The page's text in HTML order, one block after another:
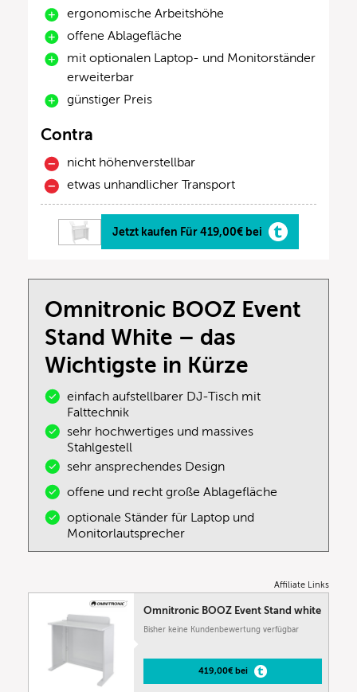
ergonomische Arbeitshöhe
offene Ablagefläche
mit optionalen Laptop- und Monitorständer
erweiterbar
günstiger Preis
Contra
nicht höhenverstellbar
etwas unhandlicher Transport
Jetzt kaufen Für 419,00€ bei
Omnitronic BOOZ Event
Stand White – das
Wichtigste in Kürze
einfach aufstellbarer DJ-Tisch mit
Falttechnik
sehr hochwertiges und massives
Stahlgestell
sehr ansprechendes Design
offene und recht große Ablagefläche
optionale Ständer für Laptop und
Monitorlautsprecher
Affiliate Links
Omnitronic BOOZ Event Stand white
Bisher keine Kundenbewertung verfügbar
419,00€ bei